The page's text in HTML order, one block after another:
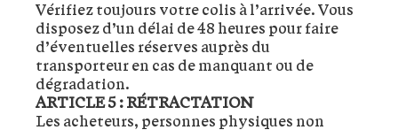
Vérifiez toujours votre colis à l’arrivée. Vous
disposez d’un délai de 48 heures pour faire
d’éventuelles réserves auprès du
transporteur en cas de manquant ou de
dégradation.
ARTICLE 5 : RÉTRACTATION
Les acheteurs, personnes physiques non